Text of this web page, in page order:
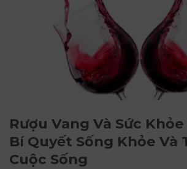
Rượu Vang Và Sức
Bí Quyết Sống Khỏe Và
Cuộc Sống